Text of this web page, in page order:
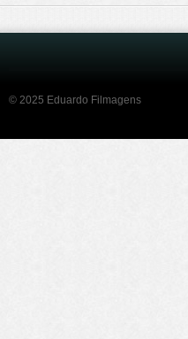
© 2025 Eduardo Filmagens